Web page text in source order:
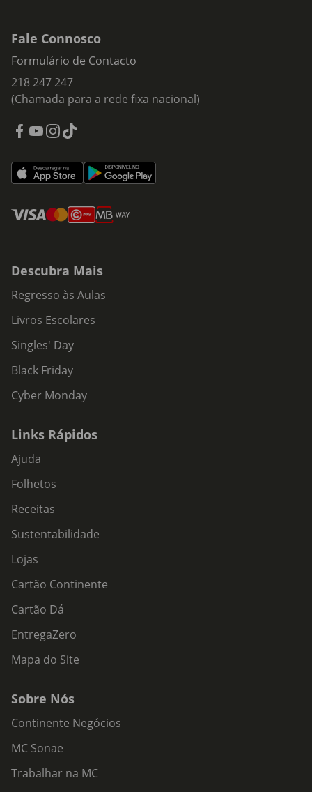
Fale Connosco
Formulário de Contacto
218 247 247
(Chamada para a rede fixa nacional)
Descubra Mais
Regresso às Aulas
Livros Escolares
Singles' Day
Black Friday
Cyber Monday
Links Rápidos
Ajuda
Folhetos
Receitas
Sustentabilidade
Lojas
Cartão Continente
Cartão Dá
EntregaZero
Mapa do Site
Sobre Nós
Continente Negócios
MC Sonae
Trabalhar na MC